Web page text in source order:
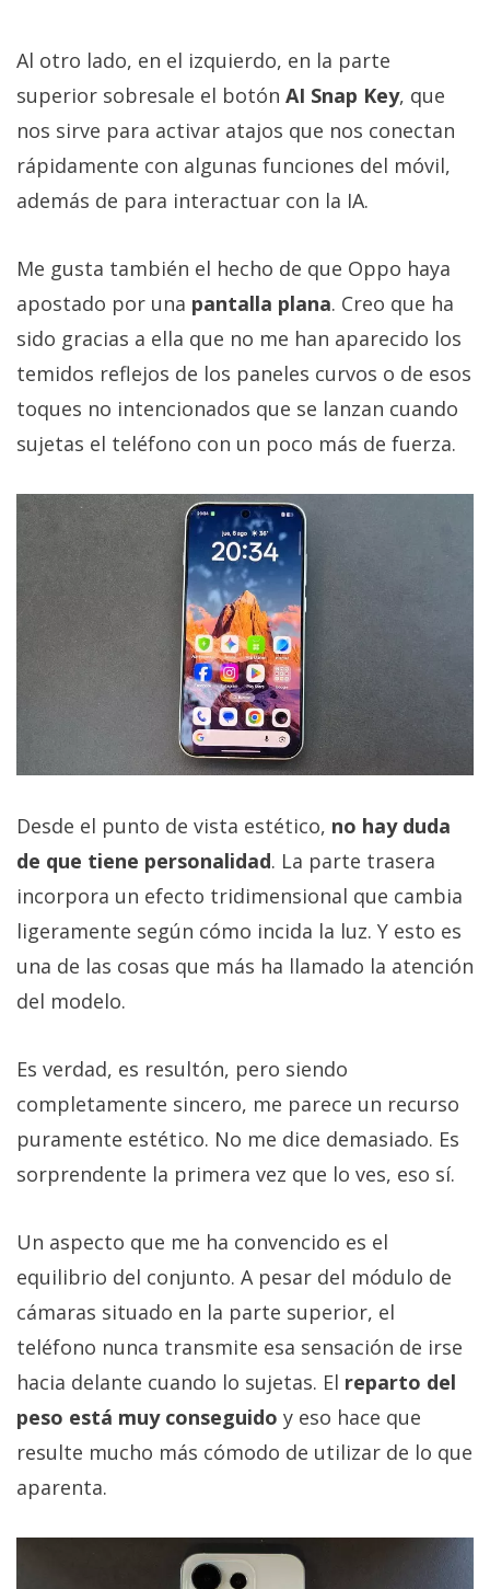
Al otro lado, en el izquierdo, en la parte
superior sobresale el botón AI Snap Key, que
nos sirve para activar atajos que nos conectan
rápidamente con algunas funciones del móvil,
además de para interactuar con la IA.
Me gusta también el hecho de que Oppo haya
apostado por una pantalla plana. Creo que ha
sido gracias a ella que no me han aparecido los
temidos reflejos de los paneles curvos o de esos
toques no intencionados que se lanzan cuando
sujetas el teléfono con un poco más de fuerza.
Desde el punto de vista estético, no hay duda
de que tiene personalidad. La parte trasera
incorpora un efecto tridimensional que cambia
ligeramente según cómo incida la luz. Y esto es
una de las cosas que más ha llamado la atención
del modelo.
Es verdad, es resultón, pero siendo
completamente sincero, me parece un recurso
puramente estético. No me dice demasiado. Es
sorprendente la primera vez que lo ves, eso sí.
Un aspecto que me ha convencido es el
equilibrio del conjunto. A pesar del módulo de
cámaras situado en la parte superior, el
teléfono nunca transmite esa sensación de irse
hacia delante cuando lo sujetas. El reparto del
peso está muy conseguido y eso hace que
resulte mucho más cómodo de utilizar de lo que
aparenta.